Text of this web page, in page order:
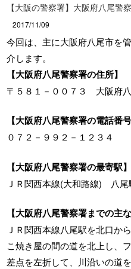
【大阪の警察署】大阪府八尾警
2017/11/09
今回は、主に大阪府八尾市を
介します。
【大阪府八尾警察署の住所】
〒５８１－００７３ 大阪府
【大阪府八尾警察署の電話番号
０７２－９９２－１２３
【大阪府八尾警察署の最寄駅】
ＪＲ関西本線(大和路線) 八
【大阪府八尾警察署までの主
ＪＲ関西本線八尾駅を北口か
こ焼き屋の間の道を北上し、
差点を左折して、川沿いの道